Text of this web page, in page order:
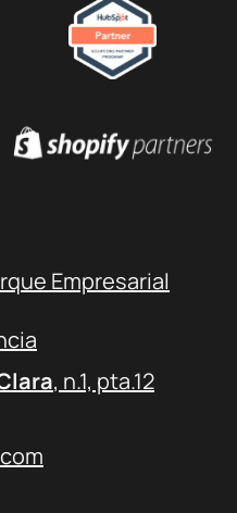
Empresarial
, n.1, pta.12